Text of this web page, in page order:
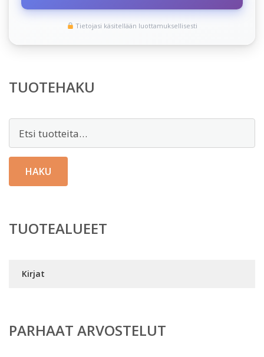
Tietojasi käsitellään luottamuksellisesti
TUOTEHAKU
HAKU
TUOTEALUEET
Kirjat
PARHAAT ARVOSTELUT